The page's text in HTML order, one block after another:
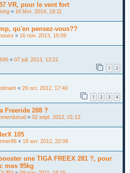
VR, pour le vent fort
« 16 févr. 2014, 19:11
qu'en pensez-vous??
« 16 nov. 2013, 15:09
« 07 juil. 2013, 13:21
1 2
« 29 oct. 2012, 17:40
1 2 3 4
Freeride 288 ?
« 02 sept. 2012, 01:12
105
« 18 avr. 2012, 22:09
une TIGA FREEX 281 ?, pour
mes 95kg